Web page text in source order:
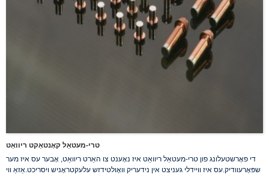
טרי-מעטאַל קאָנטאַקט ריוואַט
די פאָרשטעלונג פון טרי-מעטאַל ריוואַט איז נאָענט צו האַרט ריוואַט, אָבער עס איז מער
שפּאָרעוודיק.עס איז וויידלי געניצט אין נידעריק וואָולטידזש עלעקטראָניש ויסריכט.אַזאַ ווי